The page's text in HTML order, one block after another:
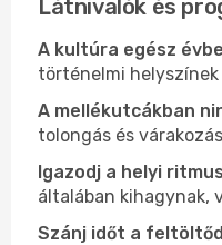
Látnivalók és
A kultúra egész
történelmi
A mellékutcákban
tolongás és
Igazodj a helyi
általában kihagynak,
Szánj időt a